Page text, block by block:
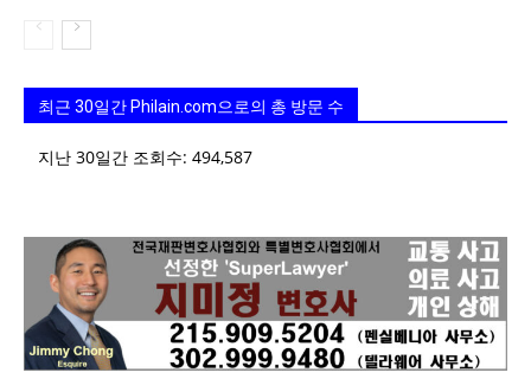
최근 30일간 Philain.com으로의 총 방문 수
지난 30일간 조회수: 494,587